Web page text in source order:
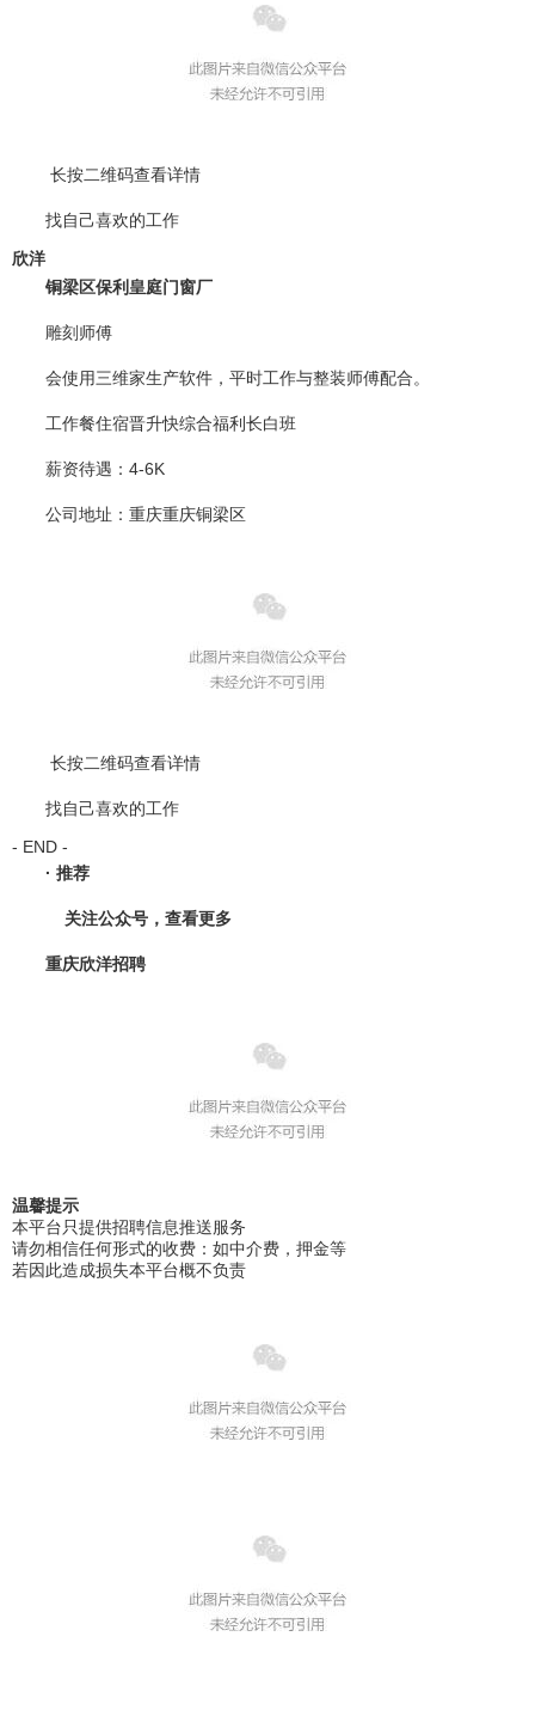
长按二维码查看详情
找自己喜欢的工作
欣洋
铜梁区保利皇庭门窗厂
雕刻师傅
会使用三维家生产软件，平时工作与整装师傅配合。
工作餐住宿晋升快综合福利长白班
薪资待遇 ：4-6K
公司地址 ：重庆重庆铜梁区
长按二维码查看详情
找自己喜欢的工作
- END -
· 推荐
关注公众号，查看更多
重庆欣洋招聘
温馨提示
本平台只提供招聘信息推送服务
请勿相信任何形式的收费：如中介费，押金等
若因此造成损失本平台概不负责